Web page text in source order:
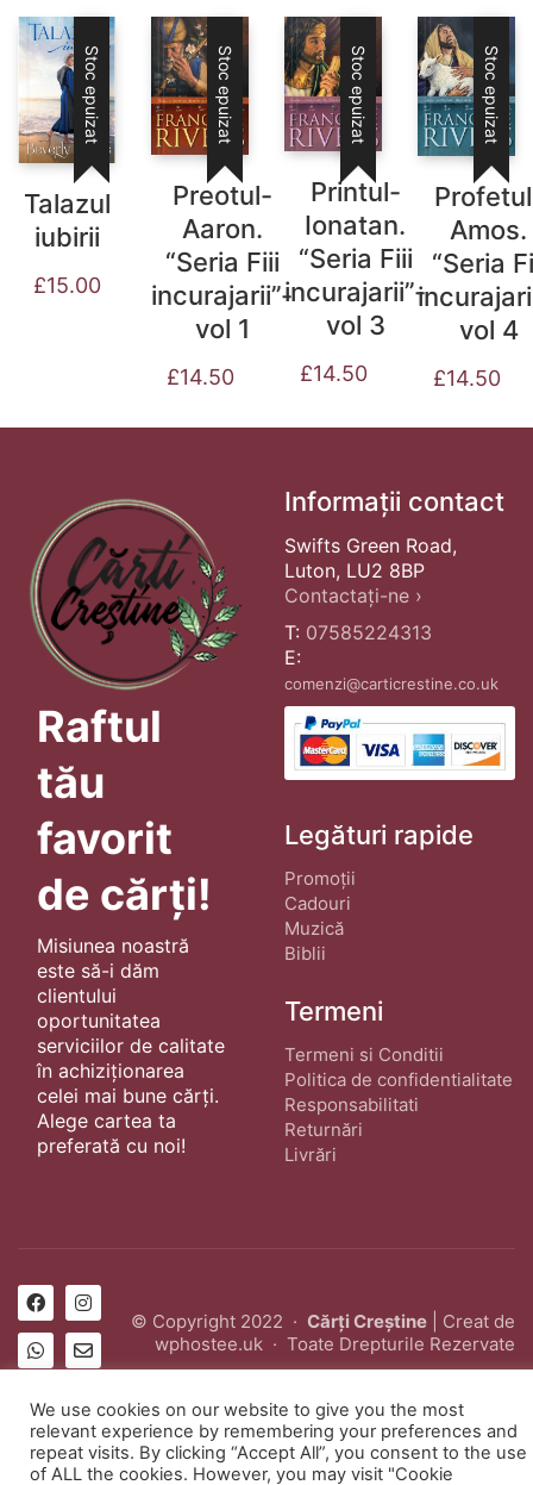
Stoc epuizat
Talazul
iubirii
£15.00
Stoc epuizat
Preotul-
Aaron.
“Seria Fiii
incurajarii”-
vol 1
£14.50
Stoc epuizat
Printul-
Ionatan.
“Seria Fiii
incurajarii”-
vol 3
£14.50
Stoc epuizat
Amos.
“Seria
vol 4
£14.50
Raftul
tău
favorit
de cărți!
Misiunea noastră
este să-i dăm
clientului
oportunitatea
serviciilor de calitate
în achiziționarea
celei mai bune cărți.
Alege cartea ta
preferată cu noi!
Informații contact
Swifts Green Road,
Luton, LU2 8BP
Contactați-ne ›
T: 07585224313
E:
comenzi@carticrestine.co.uk
Legături rapide
Promoții
Cadouri
Muzică
Biblii
Termeni
Termeni si Conditii
Politica de confidentialitate
Responsabilitati
Returnări
Livrări
© Copyright 2022 · Cărți Creștine | Creat de
wphostee.uk · Toate Drepturile Rezervate
We use cookies on our website to give you the most
relevant experience by remembering your preferences and
repeat visits. By clicking “Accept All”, you consent to the use
of ALL the cookies. However, you may visit "Cookie